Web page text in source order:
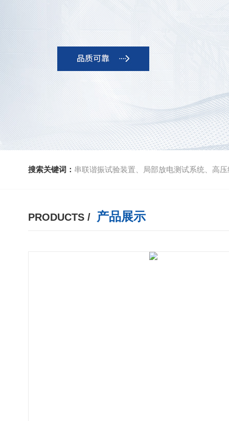
搜索关键词： 串联谐振试验装置、局部放电测试系统、高压
PRODUCTS / 产品展示